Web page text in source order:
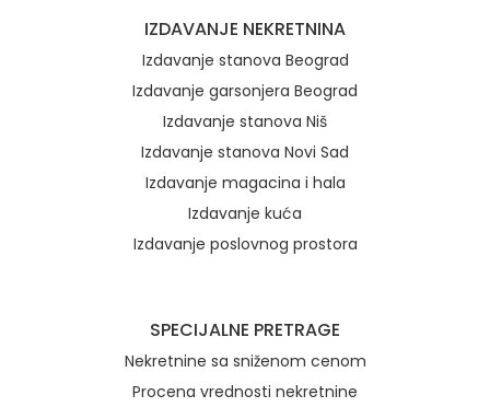
IZDAVANJE NEKRETNINA
Izdavanje stanova Beograd
Izdavanje garsonjera Beograd
Izdavanje stanova Niš
Izdavanje stanova Novi Sad
Izdavanje magacina i hala
Izdavanje kuća
Izdavanje poslovnog prostora
SPECIJALNE PRETRAGE
Nekretnine sa sniženom cenom
Procena vrednosti nekretnine